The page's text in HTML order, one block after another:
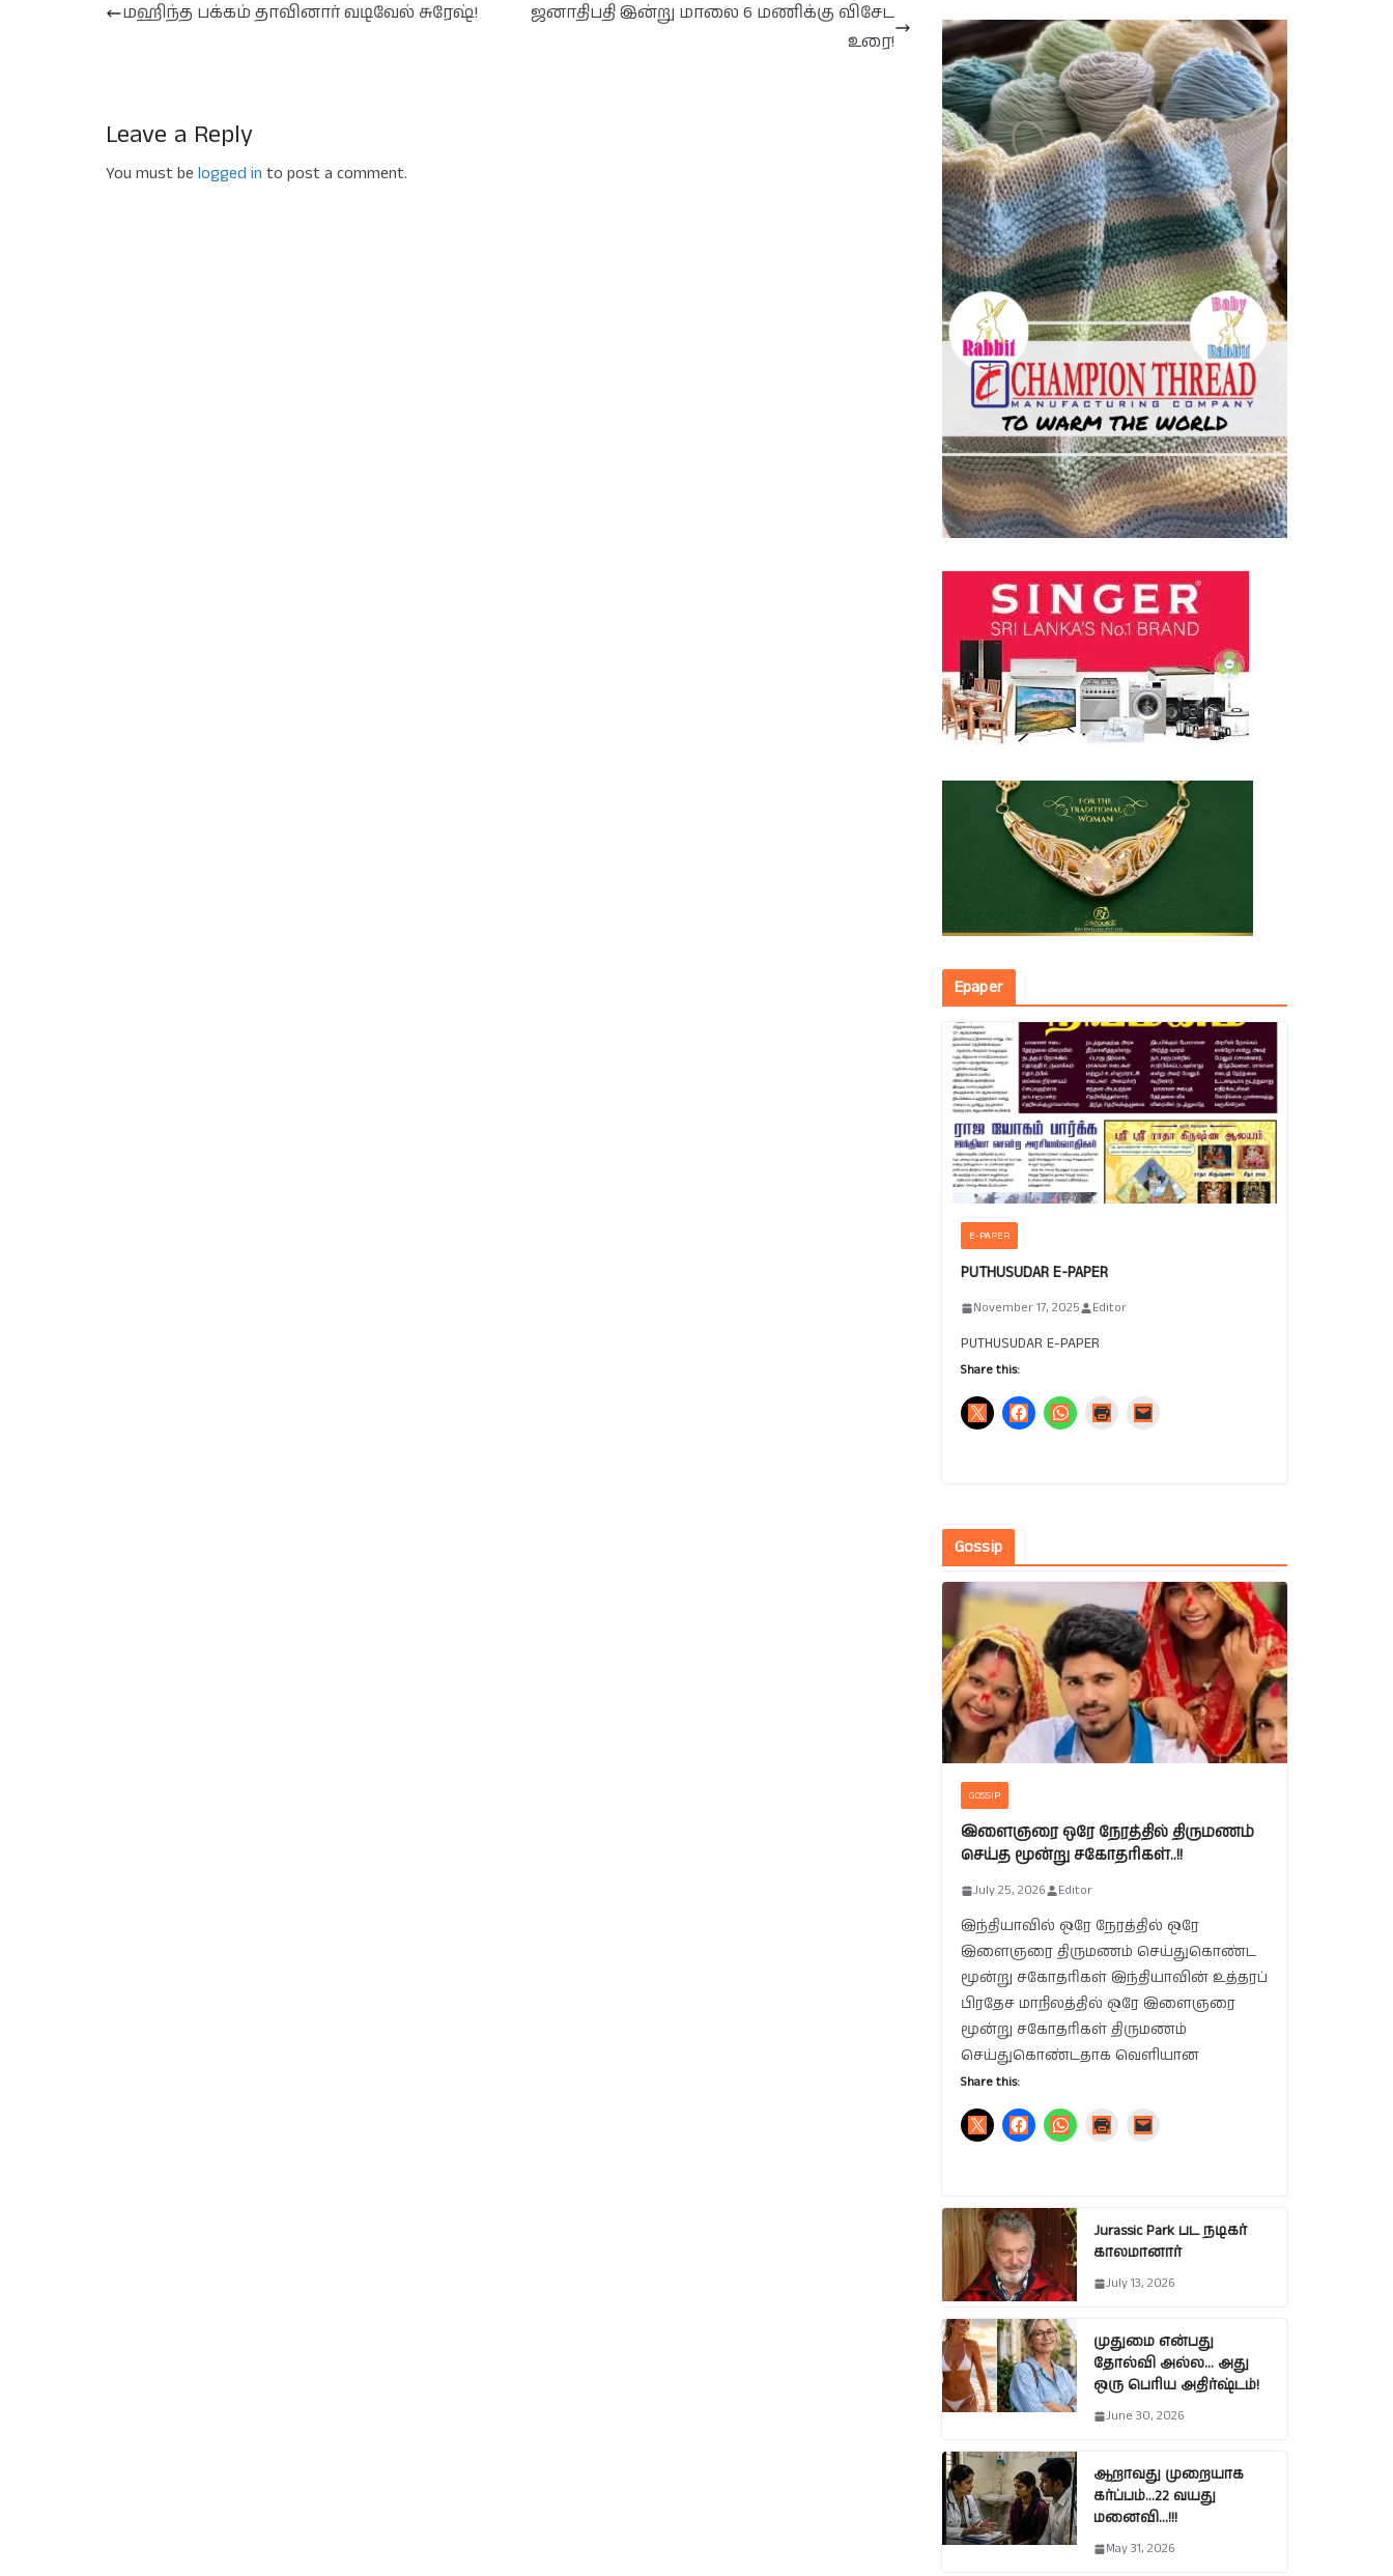
மஹிந்த பக்கம் தாவினார் வடிவேல் சுரேஷ்!
ஜனாதிபதி இன்று மாலை 6 மணிக்கு விசேட
உரை!
Leave a Reply
You must be logged in to post a comment.
Epaper
E-PAPER
PUTHUSUDAR E-PAPER
November 17, 2025 Editor
PUTHUSUDAR E-PAPER
Share this:
Gossip
GOSSIP
இளைஞரை ஒரே நேரத்தில் திருமணம்
செய்த மூன்று சகோதரிகள்..!!
July 25, 2026 Editor
இந்தியாவில் ஒரே நேரத்தில் ஒரே
இளைஞரை திருமணம் செய்துகொண்ட
மூன்று சகோதரிகள் இந்தியாவின் உத்தரப்
பிரதேச மாநிலத்தில் ஒரே இளைஞரை
மூன்று சகோதரிகள் திருமணம்
செய்துகொண்டதாக வெளியான
Share this:
Jurassic Park பட நடிகர்
காலமானார்
July 13, 2026
முதுமை என்பது
தோல்வி அல்ல… அது
ஒரு பெரிய அதிர்ஷ்டம்!
June 30, 2026
ஆறாவது முறையாக
கர்ப்பம்…22 வயது
மனைவி…!!!
May 31, 2026